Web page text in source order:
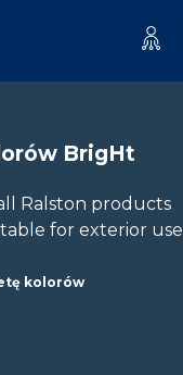
BrigHt
Ralston products
for exterior use
kolorów